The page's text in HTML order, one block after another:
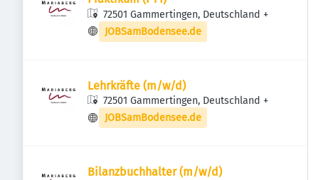
72501 Gammertingen, Deutschland +
JOBSamBodensee.de
Lehrkräfte (m/w/d)
72501 Gammertingen, Deutschland +
JOBSamBodensee.de
Bilanzbuchhalter (m/w/d)